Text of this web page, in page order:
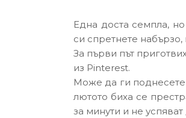
Една доста семпла,
си спретнете
За първи път
из Pinterest.
Може да ги поднесете
лютото биха се
за минути и не